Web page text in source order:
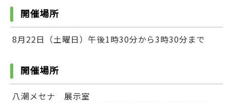
開催場所
8月22日（土曜日）午後1時30分から3時30分まで
開催場所
八潮メセナ 展示室